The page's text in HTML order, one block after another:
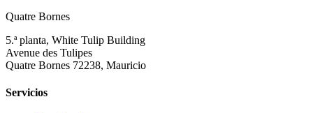
Quatre Bornes
5.ª planta, White Tulip Building
Avenue des Tulipes
Quatre Bornes 72238, Mauricio
Servicios